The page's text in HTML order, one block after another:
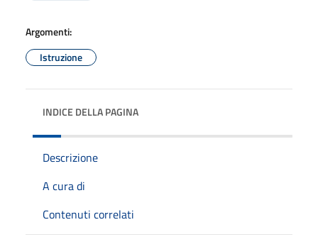
Argomenti:
Istruzione
INDICE DELLA PAGINA
Descrizione
A cura di
Contenuti correlati